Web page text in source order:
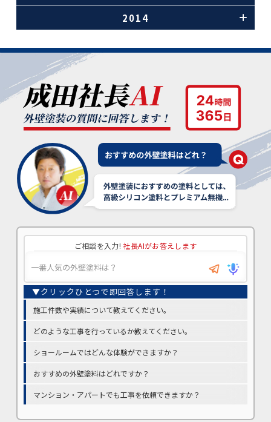
2014
ご相談を入力! 社長AIがお答えします
施工件数や実績について教えてください。
どのような工事を行っているか教えてください。
ショールームではどんな体験ができますか？
おすすめの外壁塗料はどれですか？
マンション・アパートでも工事を依頼できますか？